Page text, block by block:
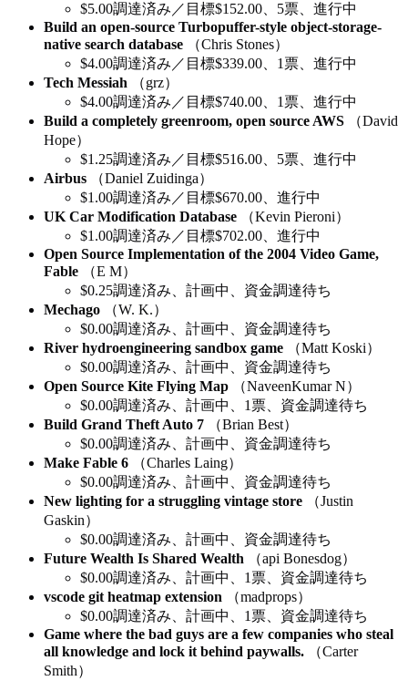
$5.00調達済み／目標$152.00、5票、進行中
Build an open-source Turbopuffer-style object-storage-
native search database （Chris Stones）
$4.00調達済み／目標$339.00、1票、進行中
Tech Messiah （grz）
$4.00調達済み／目標$740.00、1票、進行中
Build a completely greenroom, open source AWS （David
Hope）
$1.25調達済み／目標$516.00、5票、進行中
Airbus （Daniel Zuidinga）
$1.00調達済み／目標$670.00、進行中
UK Car Modification Database （Kevin Pieroni）
$1.00調達済み／目標$702.00、進行中
Open Source Implementation of the 2004 Video Game,
Fable （E M）
$0.25調達済み、計画中、資金調達待ち
Mechago （W. K.）
$0.00調達済み、計画中、資金調達待ち
River hydroengineering sandbox game （Matt Koski）
$0.00調達済み、計画中、資金調達待ち
Open Source Kite Flying Map （NaveenKumar N）
$0.00調達済み、計画中、1票、資金調達待ち
Build Grand Theft Auto 7 （Brian Best）
$0.00調達済み、計画中、資金調達待ち
Make Fable 6 （Charles Laing）
$0.00調達済み、計画中、資金調達待ち
New lighting for a struggling vintage store （Justin
Gaskin）
$0.00調達済み、計画中、資金調達待ち
Future Wealth Is Shared Wealth （api Bonesdog）
$0.00調達済み、計画中、1票、資金調達待ち
vscode git heatmap extension （madprops）
$0.00調達済み、計画中、1票、資金調達待ち
Game where the bad guys are a few companies who steal
all knowledge and lock it behind paywalls. （Carter
Smith）